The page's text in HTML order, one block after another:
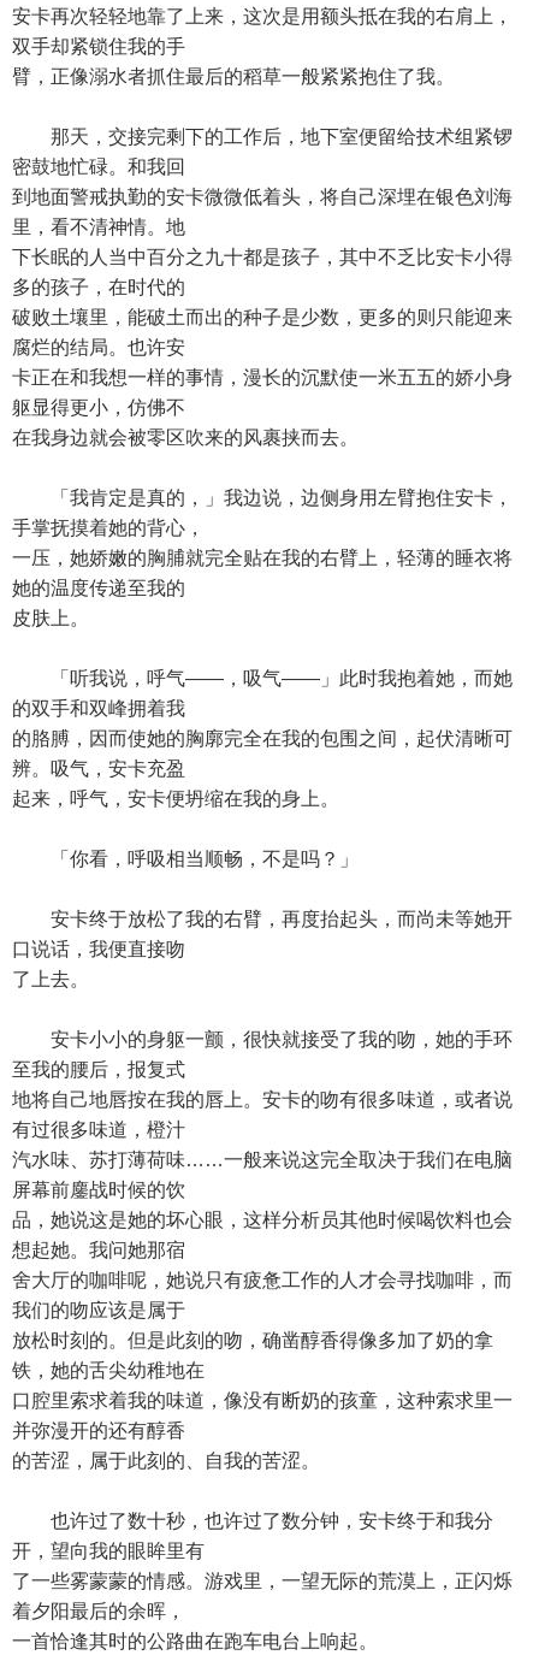
安卡再次轻轻地靠了上来，这次是用额头抵在我的右肩上，
双手却紧锁住我的手
臂，正像溺水者抓住最后的稻草一般紧紧抱住了我。
那天，交接完剩下的工作后，地下室便留给技术组紧锣
密鼓地忙碌。和我回
到地面警戒执勤的安卡微微低着头，将自己深埋在银色刘海
里，看不清神情。地
下长眠的人当中百分之九十都是孩子，其中不乏比安卡小得
多的孩子，在时代的
破败土壤里，能破土而出的种子是少数，更多的则只能迎来
腐烂的结局。也许安
卡正在和我想一样的事情，漫长的沉默使一米五五的娇小身
躯显得更小，仿佛不
在我身边就会被零区吹来的风裹挟而去。
「我肯定是真的，」我边说，边侧身用左臂抱住安卡，
手掌抚摸着她的背心，
一压，她娇嫩的胸脯就完全贴在我的右臂上，轻薄的睡衣将
她的温度传递至我的
皮肤上。
「听我说，呼气——，吸气——」此时我抱着她，而她
的双手和双峰拥着我
的胳膊，因而使她的胸廓完全在我的包围之间，起伏清晰可
辨。吸气，安卡充盈
起来，呼气，安卡便坍缩在我的身上。
「你看，呼吸相当顺畅，不是吗？」
安卡终于放松了我的右臂，再度抬起头，而尚未等她开
口说话，我便直接吻
了上去。
安卡小小的身躯一颤，很快就接受了我的吻，她的手环
至我的腰后，报复式
地将自己地唇按在我的唇上。安卡的吻有很多味道，或者说
有过很多味道，橙汁
汽水味、苏打薄荷味……一般来说这完全取决于我们在电脑
屏幕前鏖战时候的饮
品，她说这是她的坏心眼，这样分析员其他时候喝饮料也会
想起她。我问她那宿
舍大厅的咖啡呢，她说只有疲惫工作的人才会寻找咖啡，而
我们的吻应该是属于
放松时刻的。但是此刻的吻，确凿醇香得像多加了奶的拿
铁，她的舌尖幼稚地在
口腔里索求着我的味道，像没有断奶的孩童，这种索求里一
并弥漫开的还有醇香
的苦涩，属于此刻的、自我的苦涩。
也许过了数十秒，也许过了数分钟，安卡终于和我分
开，望向我的眼眸里有
了一些雾蒙蒙的情感。游戏里，一望无际的荒漠上，正闪烁
着夕阳最后的余晖，
一首恰逢其时的公路曲在跑车电台上响起。